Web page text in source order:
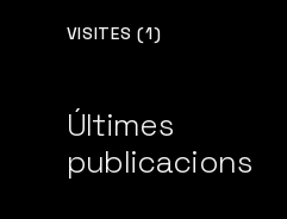
VISITES (1)
Últimes
publicacions